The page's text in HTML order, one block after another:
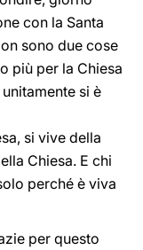
con la Santa
sono due cose
più per la Chiesa
si è
si vive della
Chiesa. E chi
perché è viva
per questo